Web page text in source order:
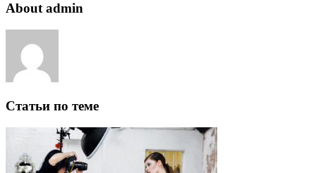
About admin
Статьи по теме